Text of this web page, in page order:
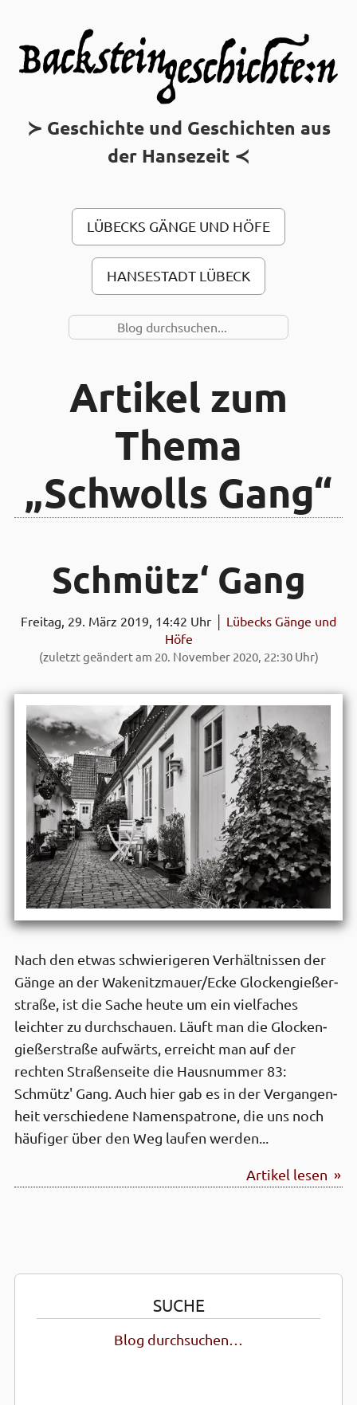
MAIN MENU
Geschichte und Geschichten aus
der Hansezeit
LÜBECKS GÄNGE UND HÖFE
HANSESTADT LÜBECK
SUCHE NACH…
Artikel zum
Thema
„Schwolls Gang“
Schmütz‘ Gang
Freitag, 29. März 2019, 14:42 Uhr │ Lübecks Gänge und
Höfe
(zuletzt geändert am 20. November 2020, 22:30 Uhr)
Nach den etwas schwierigeren Verhält­nissen der
Gänge an der Wakenitz­mauer/Ecke Glocken­gießer­
straße, ist die Sache heute um ein viel­faches
leichter zu durch­schauen. Läuft man die Glocken­
gießer­straße aufwärts, erreicht man auf der
rechten Straßen­seite die Haus­nummer 83:
Schmütz' Gang. Auch hier gab es in der Vergangen­
heit verschiedene Namens­patrone, die uns noch
häufiger über den Weg laufen werden...
Artikel lesen »
SUCHE
Blog durchsuchen…